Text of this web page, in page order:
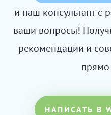
и наш консультант с
ваши вопросы!
рекомендации и
прямо
НАПИСАТЬ В